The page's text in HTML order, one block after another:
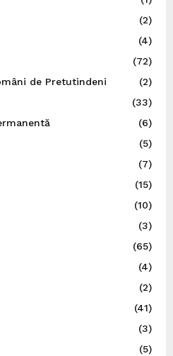
(2)
(4)
(72)
de Pretutindeni
(2)
(33)
(6)
(5)
(7)
(15)
(10)
(3)
(65)
(4)
(2)
(41)
(3)
(5)